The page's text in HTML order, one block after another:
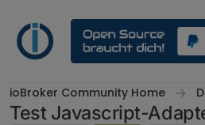
ioBroker Community Home
Test Javascript-